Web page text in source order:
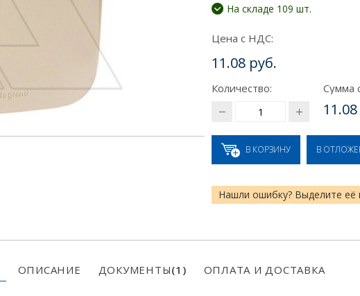
На складе 109 шт.
Цена с НДС:
11.08 руб.
Количество: Сумма
В КОРЗИНУ В
Нашли ошибку? Выделите её
ОПИСАНИЕ ДОКУМЕНТЫ(1) ОПЛАТА И ДОСТАВКА